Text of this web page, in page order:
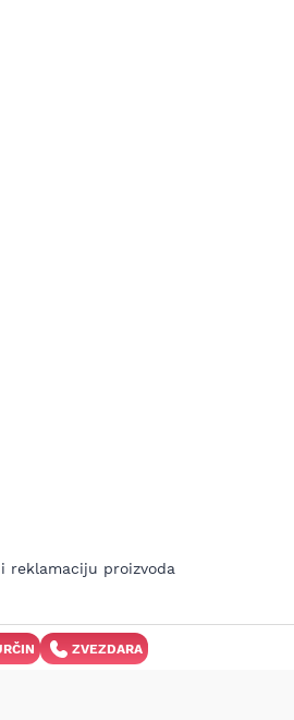
reklamaciju proizvoda
2026 | Izrada internet prodavnice:
Avokado.rs
ZVEZDARA